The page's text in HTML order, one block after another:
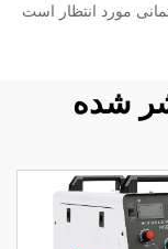
مورد انتظار است
شده